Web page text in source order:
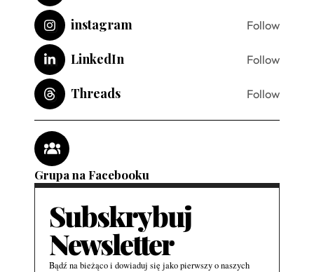
instagram Follow
LinkedIn Follow
Threads Follow
Grupa na Facebooku
Subskrybuj
Newsletter
Bądź na bieżąco i dowiaduj się jako pierwszy o naszych